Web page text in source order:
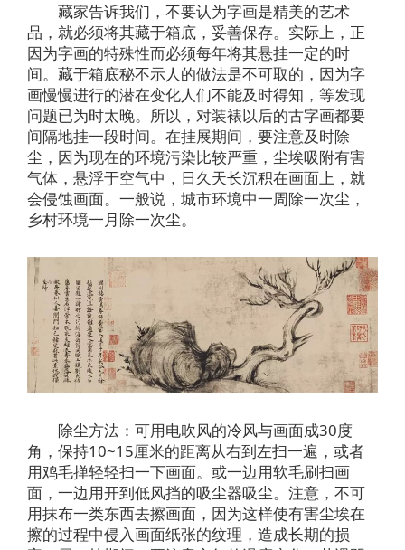
藏家告诉我们，不要认为字画是精美的艺术
品，就必须将其藏于箱底，妥善保存。实际上，正
因为字画的特殊性而必须每年将其悬挂一定的时
间。藏于箱底秘不示人的做法是不可取的，因为字
画慢慢进行的潜在变化人们不能及时得知，等发现
问题已为时太晚。所以，对装裱以后的古字画都要
间隔地挂一段时间。在挂展期间，要注意及时除
尘，因为现在的环境污染比较严重，尘埃吸附有害
气体，悬浮于空气中，日久天长沉积在画面上，就
会侵蚀画面。一般说，城市环境中一周除一次尘，
乡村环境一月除一次尘。
除尘方法：可用电吹风的冷风与画面成30度
角，保持10~15厘米的距离从右到左扫一遍，或者
用鸡毛掸轻轻扫一下画面。或一边用软毛刷扫画
面，一边用开到低风挡的吸尘器吸尘。注意，不可
用抹布一类东西去擦画面，因为这样使有害尘埃在
擦的过程中侵入画面纸张的纹理，造成长期的损